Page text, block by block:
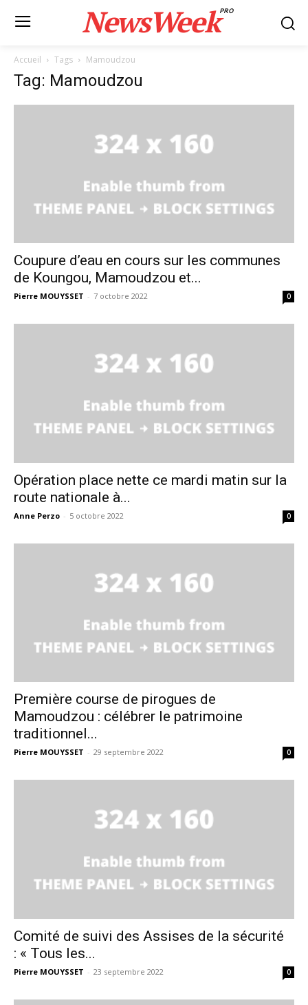
NewsWeekPRO
Accueil Tags Mamoudzou
Tag: Mamoudzou
Coupure d’eau en cours sur les communes
de Koungou, Mamoudzou et...
Pierre MOUYSSET - 7 octobre 2022 0
Opération place nette ce mardi matin sur la
route nationale à...
Anne Perzo - 5 octobre 2022 0
Première course de pirogues de
Mamoudzou : célébrer le patrimoine
traditionnel...
Pierre MOUYSSET - 29 septembre 2022 0
Comité de suivi des Assises de la sécurité
: « Tous les...
Pierre MOUYSSET - 23 septembre 2022 0